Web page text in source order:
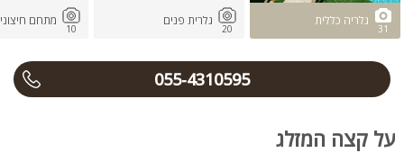
31
גלריה כללית
20
גלרית פנים
10
מתחם
055-4310595
על קצה המזלג